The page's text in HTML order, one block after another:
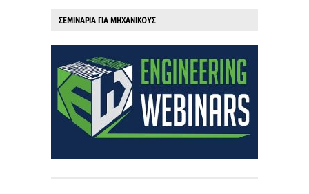
ΣΕΜΙΝΑΡΙΑ ΓΙΑ ΜΗΧΑΝΙΚΟΥΣ